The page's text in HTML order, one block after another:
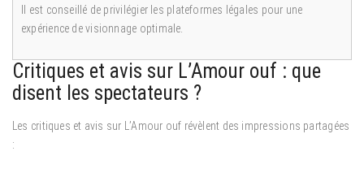
Il est conseillé de privilégier les plateformes légales pour une
expérience de visionnage optimale.
Critiques et avis sur L’Amour ouf : que
disent les spectateurs ?
Les critiques et avis sur L’Amour ouf révèlent des impressions partagées
: